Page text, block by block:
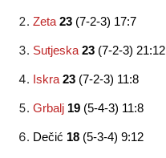
Zeta 23 (7-2-3) 17:7
Sutjeska 23 (7-2-3) 21:12
Iskra 23 (7-2-3) 11:8
Grbalj 19 (5-4-3) 11:8
Dečić 18 (5-3-4) 9:12